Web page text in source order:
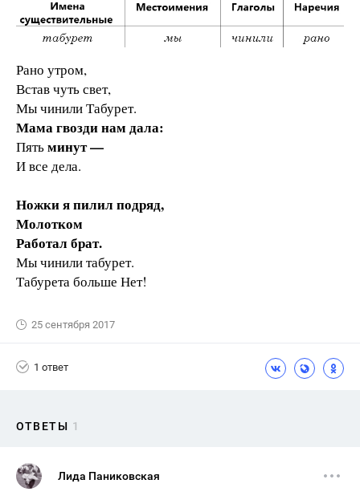
Рано утром,
Встав чуть свет,
Мы чинили Табурет.
Мама гвозди нам дала:
Пятьминут —
И все дела.
Ножки я пилил подряд,
Молотком
Работал брат.
Мы чинили табурет.
Табурета больше Нет!
25 сентября 2017
1 ответ
ОТВЕТЫ 1
Лида Паниковская